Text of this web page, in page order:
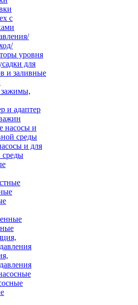
с
уровня
для
и заливные
зажимы,
и адаптер
и для
среды